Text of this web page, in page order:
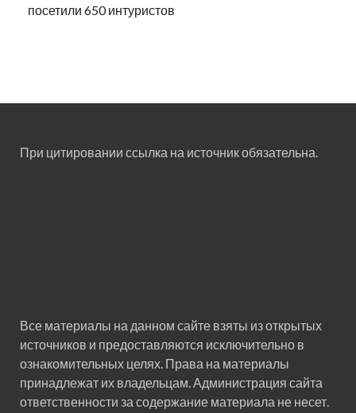
посетили 650 интуристов
При цитировании ссылка на источник обязательна.
Все материалы на данном сайте взяты из открытых
источников и предоставляются исключительно в
ознакомительных целях. Права на материалы
принадлежат их владельцам. Администрация сайта
ответственности за содержание материала не несет.